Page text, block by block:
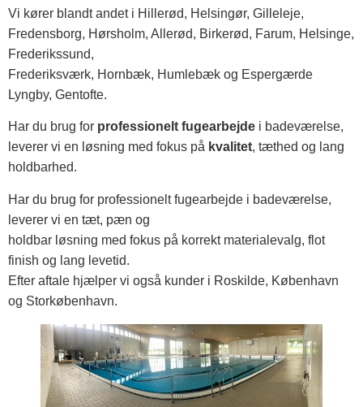
Vi kører blandt andet i Hillerød, Helsingør, Gilleleje,
Fredensborg, Hørsholm, Allerød, Birkerød, Farum, Helsinge,
Frederikssund,
Frederiksværk, Hornbæk, Humlebæk og Espergærde
Lyngby, Gentofte.
Har du brug for professionelt fugearbejde i badeværelse,
leverer vi en løsning med fokus på kvalitet, tæthed og lang
holdbarhed.
Har du brug for professionelt fugearbejde i badeværelse,
leverer vi en tæt, pæn og
holdbar løsning med fokus på korrekt materialevalg, flot
finish og lang levetid.
Efter aftale hjælper vi også kunder i Roskilde, København
og Storkøbenhavn.